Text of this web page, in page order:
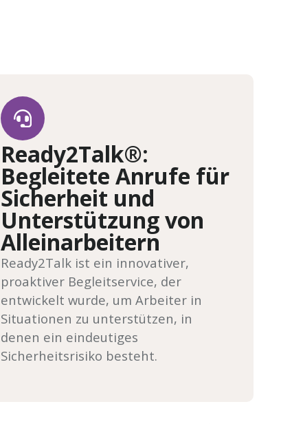
Ready2Talk®:
Begleitete Anrufe für
Sicherheit und
Unterstützung von
Alleinarbeitern
Ready2Talk ist ein innovativer,
proaktiver Begleitservice, der
entwickelt wurde, um Arbeiter in
Situationen zu unterstützen, in
denen ein eindeutiges
Sicherheitsrisiko besteht.